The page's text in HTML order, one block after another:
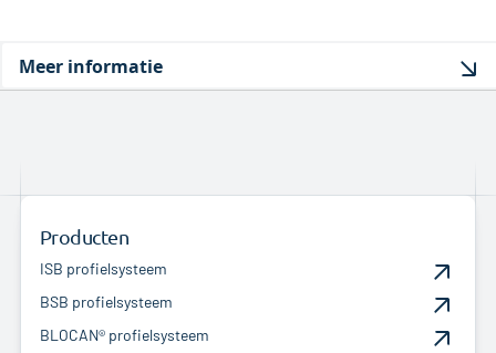
Meer informatie
Producten
ISB profielsysteem
BSB profielsysteem
BLOCAN® profielsysteem